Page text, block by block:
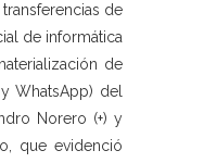
de
de informática
de
WhatsApp) del
Norero (+) y
que evidenció